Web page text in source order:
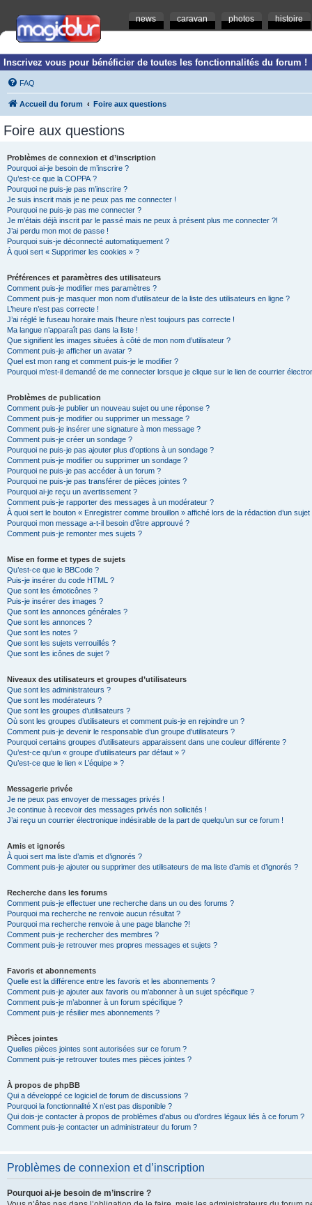
news caravan photos histoire
Inscrivez vous pour bénéficier de toutes les fonctionnalités du forum !
FAQ
Accueil du forum Foire aux questions
Foire aux questions
Problèmes de connexion et d’inscription
Pourquoi ai-je besoin de m’inscrire ?
Qu’est-ce que la COPPA ?
Pourquoi ne puis-je pas m’inscrire ?
Je suis inscrit mais je ne peux pas me connecter !
Pourquoi ne puis-je pas me connecter ?
Je m’étais déjà inscrit par le passé mais ne peux à présent plus me connecter ?!
J’ai perdu mon mot de passe !
Pourquoi suis-je déconnecté automatiquement ?
À quoi sert « Supprimer les cookies » ?
Préférences et paramètres des utilisateurs
Comment puis-je modifier mes paramètres ?
Comment puis-je masquer mon nom d’utilisateur de la liste des utilisateurs en ligne ?
L’heure n’est pas correcte !
J’ai réglé le fuseau horaire mais l’heure n’est toujours pas correcte !
Ma langue n’apparaît pas dans la liste !
Que signifient les images situées à côté de mon nom d’utilisateur ?
Comment puis-je afficher un avatar ?
Quel est mon rang et comment puis-je le modifier ?
Pourquoi m’est-il demandé de me connecter lorsque je clique sur le lien de courrier
Problèmes de publication
Comment puis-je publier un nouveau sujet ou une réponse ?
Comment puis-je modifier ou supprimer un message ?
Comment puis-je insérer une signature à mon message ?
Comment puis-je créer un sondage ?
Pourquoi ne puis-je pas ajouter plus d’options à un sondage ?
Comment puis-je modifier ou supprimer un sondage ?
Pourquoi ne puis-je pas accéder à un forum ?
Pourquoi ne puis-je pas transférer de pièces jointes ?
Pourquoi ai-je reçu un avertissement ?
Comment puis-je rapporter des messages à un modérateur ?
À quoi sert le bouton « Enregistrer comme brouillon » affiché lors de la rédaction d’un sujet
Pourquoi mon message a-t-il besoin d’être approuvé ?
Comment puis-je remonter mes sujets ?
Mise en forme et types de sujets
Qu’est-ce que le BBCode ?
Puis-je insérer du code HTML ?
Que sont les émoticônes ?
Puis-je insérer des images ?
Que sont les annonces générales ?
Que sont les annonces ?
Que sont les notes ?
Que sont les sujets verrouillés ?
Que sont les icônes de sujet ?
Niveaux des utilisateurs et groupes d’utilisateurs
Que sont les administrateurs ?
Que sont les modérateurs ?
Que sont les groupes d’utilisateurs ?
Où sont les groupes d’utilisateurs et comment puis-je en rejoindre un ?
Comment puis-je devenir le responsable d’un groupe d’utilisateurs ?
Pourquoi certains groupes d’utilisateurs apparaissent dans une couleur différente ?
Qu’est-ce qu’un « groupe d’utilisateurs par défaut » ?
Qu’est-ce que le lien « L’équipe » ?
Messagerie privée
Je ne peux pas envoyer de messages privés !
Je continue à recevoir des messages privés non sollicités !
J’ai reçu un courrier électronique indésirable de la part de quelqu’un sur ce forum !
Amis et ignorés
À quoi sert ma liste d’amis et d’ignorés ?
Comment puis-je ajouter ou supprimer des utilisateurs de ma liste d’amis et d’ignorés ?
Recherche dans les forums
Comment puis-je effectuer une recherche dans un ou des forums ?
Pourquoi ma recherche ne renvoie aucun résultat ?
Pourquoi ma recherche renvoie à une page blanche ?!
Comment puis-je rechercher des membres ?
Comment puis-je retrouver mes propres messages et sujets ?
Favoris et abonnements
Quelle est la différence entre les favoris et les abonnements ?
Comment puis-je ajouter aux favoris ou m’abonner à un sujet spécifique ?
Comment puis-je m’abonner à un forum spécifique ?
Comment puis-je résilier mes abonnements ?
Pièces jointes
Quelles pièces jointes sont autorisées sur ce forum ?
Comment puis-je retrouver toutes mes pièces jointes ?
À propos de phpBB
Qui a développé ce logiciel de forum de discussions ?
Pourquoi la fonctionnalité X n’est pas disponible ?
Qui dois-je contacter à propos de problèmes d’abus ou d’ordres légaux liés à ce forum ?
Comment puis-je contacter un administrateur du forum ?
Problèmes de connexion et d’inscription
Pourquoi ai-je besoin de m’inscrire ?